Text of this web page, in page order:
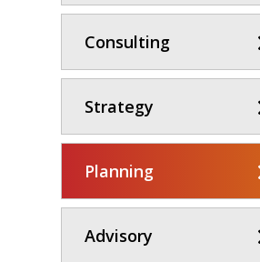
Consulting
Strategy
Planning
Advisory